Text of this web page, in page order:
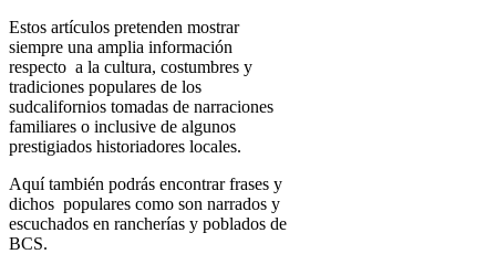
Estos artículos pretenden mostrar
siempre una amplia información
respecto a la cultura, costumbres y
tradiciones populares de los
sudcalifornios tomadas de narraciones
familiares o inclusive de algunos
prestigiados historiadores locales.
Aquí también podrás encontrar frases y
dichos populares como son narrados y
escuchados en rancherías y poblados de
BCS.